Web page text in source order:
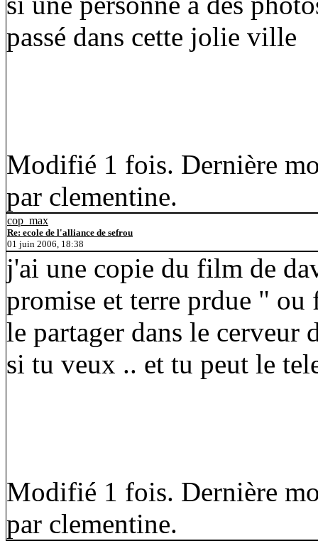
passé dans cette jolie ville
Modifié 1 fois. Dernière
par clementine.
cop_max
Re: ecole de l'alliance de sefrou
01 juin 2006, 18:38
j'ai une copie du film de
promise et terre prdue "
le partager dans le cerveur
si tu veux .. et tu peut le
Modifié 1 fois. Dernière
par clementine.